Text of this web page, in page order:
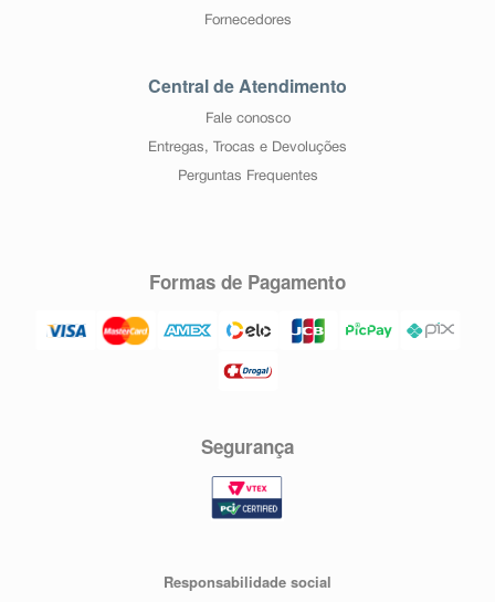
Fornecedores
Central de Atendimento
Fale conosco
Entregas, Trocas e Devoluções
Perguntas Frequentes
Formas de Pagamento
Segurança
Responsabilidade social